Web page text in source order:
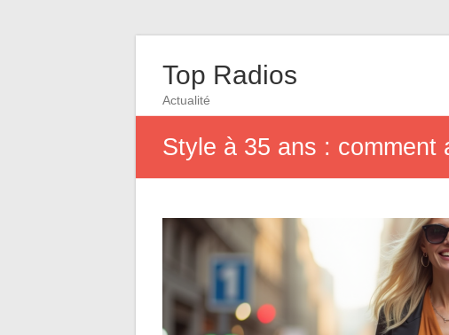
Top Radios
Actualité
Style à 35 ans : comment